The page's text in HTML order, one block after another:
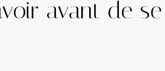
avant de